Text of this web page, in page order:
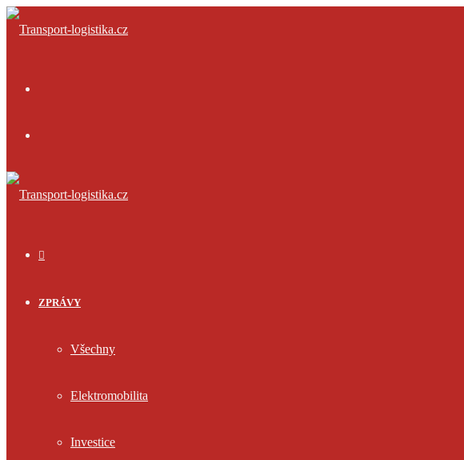
ZPRÁVY
Všechny
Elektromobilita
Investice